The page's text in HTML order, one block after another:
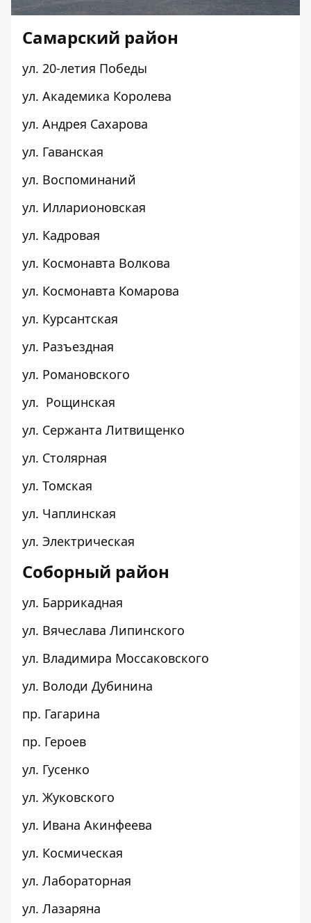
Самарский район
ул. 20-летия Победы
ул. Академика Королева
ул. Андрея Сахарова
ул. Гаванская
ул. Воспоминаний
ул. Илларионовская
ул. Кадровая
ул. Космонавта Волкова
ул. Космонавта Комарова
ул. Курсантская
ул. Разъездная
ул. Романовского
ул. Рощинская
ул. Сержанта Литвищенко
ул. Столярная
ул. Томская
ул. Чаплинская
ул. Электрическая
Соборный район
ул. Баррикадная
ул. Вячеслава Липинского
ул. Владимира Моссаковского
ул. Володи Дубинина
пр. Гагарина
пр. Героев
ул. Гусенко
ул. Жуковского
ул. Ивана Акинфеева
ул. Космическая
ул. Лабораторная
ул. Лазаряна